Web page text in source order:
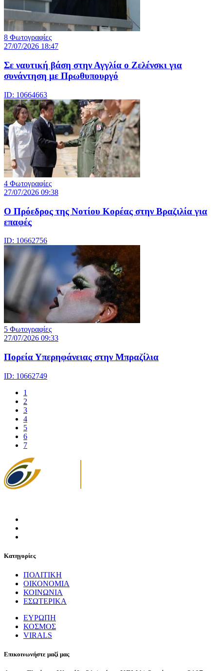
8 Φωτογραφίες
27/07/2026 18:47
Σε ναυτική βάση στην Αγγλία ο Ζελένσκι για
συνάντηση με Πρωθυπουργό
ID: 10664663
4 Φωτογραφίες
27/07/2026 09:38
Ο Πρόεδρος της Νοτίου Κορέας στην Βραζιλία για
επαφές
ID: 10662756
5 Φωτογραφίες
27/07/2026 09:33
Πορεία Υπερηφάνειας στην Μπραζίλια
ID: 10662749
1
2
3
4
5
6
7
Κατηγορίες
ΠΟΛΙΤΙΚΗ
ΟΙΚΟΝΟΜΙΑ
ΚΟΙΝΩΝΙΑ
ΕΣΩΤΕΡΙΚΑ
ΕΥΡΩΠΗ
ΚΟΣΜΟΣ
VIRALS
Επικοινωνήστε μαζί μας